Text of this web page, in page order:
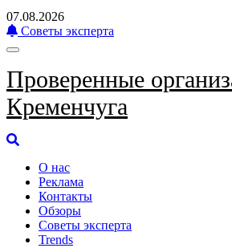
07.08.2026
Советы эксперта
Проверенные
Кременчуга
О нас
Реклама
Контакты
Обзоры
Советы эксперта
Trends